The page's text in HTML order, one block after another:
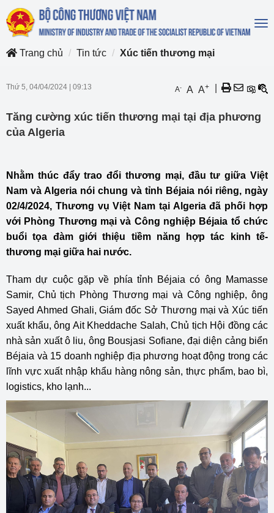
Trang chủ
Tin tức Xúc tiến thương mại
Thứ 5, 04/04/2024 09:13 A- A A+
Tăng cường xúc tiến thương mại tại địa phương
của Algeria
Nhằm thúc đẩy trao đổi thương mại, đầu tư giữa Việt
Nam và Algeria nói chung và tỉnh Béjaia nói riêng, ngày
02/4/2024, Thương vụ Việt Nam tại Algeria đã phối hợp
với Phòng Thương mại và Công nghiệp Béjaia tổ chức
buổi tọa đàm giới thiệu tiềm năng hợp tác kinh tế-
thương mại giữa hai nước.
Tham dự cuộc gặp về phía tỉnh Béjaia có ông Mamasse
Samir, Chủ tịch Phòng Thương mại và Công nghiệp, ông
Sayed Ahmed Ghali, Giám đốc Sở Thương mại và Xúc tiến
xuất khẩu, ông Ait Kheddache Salah, Chủ tịch Hội đồng các
nhà sản xuất ô liu, ông Bousjasi Sofiane, đại diện cảng biển
Béjaia và 15 doanh nghiệp địa phương hoạt động trong các
lĩnh vực xuất nhập khẩu hàng nông sản, thực phẩm, bao bì,
logistics, kho lạnh...